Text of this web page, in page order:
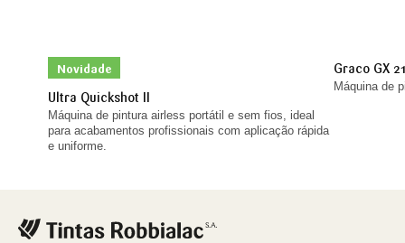
Novidade
Ultra Quickshot II
Máquina de pintura airless portátil e sem fios, ideal
para acabamentos profissionais com aplicação rápida
e uniforme.
Graco GX 21
Máquina de